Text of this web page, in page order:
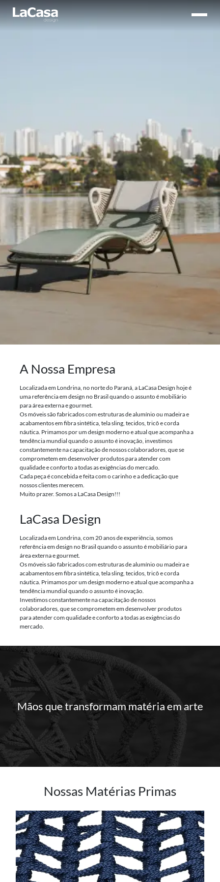
A Nossa Empresa
Localizada em Londrina, no norte do Paraná, a LaCasa Design hoje é
uma referência em design no Brasil quando o assunto é mobiliário
para área externa e gourmet.
Os móveis são fabricados com estruturas de alumínio ou madeira e
acabamentos em fibra sintética, tela sling, tecidos, tricô e corda
náutica. Primamos por um design moderno e atual que acompanha a
tendência mundial quando o assunto é inovação, investimos
constantemente na capacitação de nossos colaboradores, que se
comprometem em desenvolver produtos para atender com
qualidade e conforto a todas as exigências do mercado.
Cada peça é concebida e feita com o carinho e a dedicação que
nossos clientes merecem.
Muito prazer. Somos a LaCasa Design!!!
LaCasa Design
Localizada em Londrina, com 20 anos de experiência, somos
referência em design no Brasil quando o assunto é mobiliário para
área externa e gourmet.
Os móveis são fabricados com estruturas de alumínio ou madeira e
acabamentos em fibra sintética, tela sling, tecidos, tricô e corda
náutica. Primamos por um design moderno e atual que acompanha a
tendência mundial quando o assunto é inovação.
Investimos constantemente na capacitação de nossos
colaboradores, que se comprometem em desenvolver produtos
para atender com qualidade e conforto a todas as exigências do
mercado.
Mãos que transformam matéria em arte
Nossas Matérias Primas